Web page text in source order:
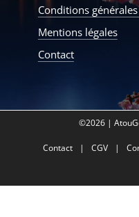
Conditions
Mentions légales
Contact
©2026 |
Contact CGV